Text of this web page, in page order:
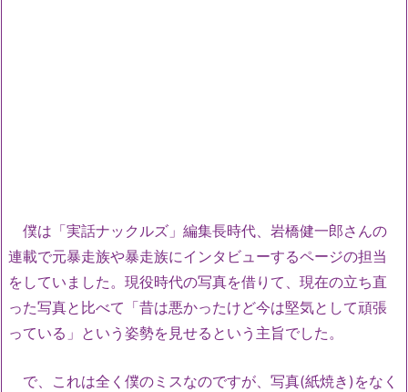
僕は「実話ナックルズ」編集長時代、岩橋健一郎さんの
連載で元暴走族や暴走族にインタビューするページの担当
をしていました。現役時代の写真を借りて、現在の立ち直
った写真と比べて「昔は悪かったけど今は堅気として頑張
っている」という姿勢を見せるという主旨でした。
で、これは全く僕のミスなのですが、写真(紙焼き)をなく